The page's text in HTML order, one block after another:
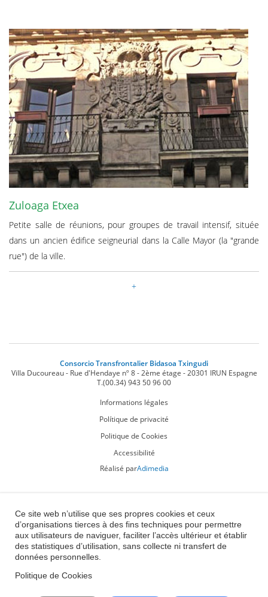
Zuloaga Etxea
Petite salle de réunions, pour groupes de travail intensif, située
dans un ancien édifice seigneurial dans la Calle Mayor (la "grande
rue") de la ville.
Consorcio Transfrontalier Bidasoa Txingudi
Villa Ducoureau - Rue d'Hendaye nº 8 - 2ème étage -20301 IRUN Espagne
T.(00.34) 943 50 96 00
Informations légales
Polítique de privacité
Politique de Cookies
Accessibilité
Réalisé parAdimedia
Ce site web n’utilise que ses propres cookies et ceux
d’organisations tierces à des fins techniques pour permettre
aux utilisateurs de naviguer, faciliter l’accès ultérieur et établir
des statistiques d’utilisation, sans collecte ni transfert de
données personnelles.
Politique de Cookies